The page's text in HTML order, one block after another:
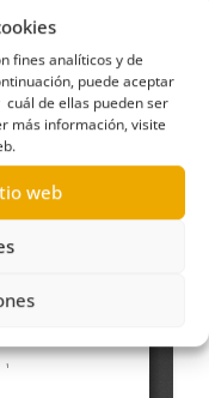
fines analíticos y de
puede aceptar
de ellas pueden ser
más información, visite
web